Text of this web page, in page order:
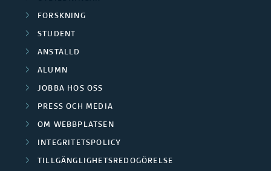
FORSKNING
STUDENT
ANSTÄLLD
ALUMN
JOBBA HOS OSS
PRESS OCH MEDIA
OM WEBBPLATSEN
INTEGRITETSPOLICY
TILLGÄNGLIGHETSREDOGÖRELSE